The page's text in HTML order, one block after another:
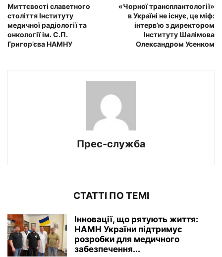
Миттєвості славетного
століття Інституту
медичної радіології та
онкології ім. С.П.
Григор’єва НАМНУ
«Чорної трансплантології»
в Україні не існує, це міф:
інтерв’ю з директором
Інституту Шалімова
Олександром Усенком
Прес-служба
СТАТТІ ПО ТЕМІ
Інновації, що рятують життя:
НАМН України підтримує
розробки для медичного
забезпечення...